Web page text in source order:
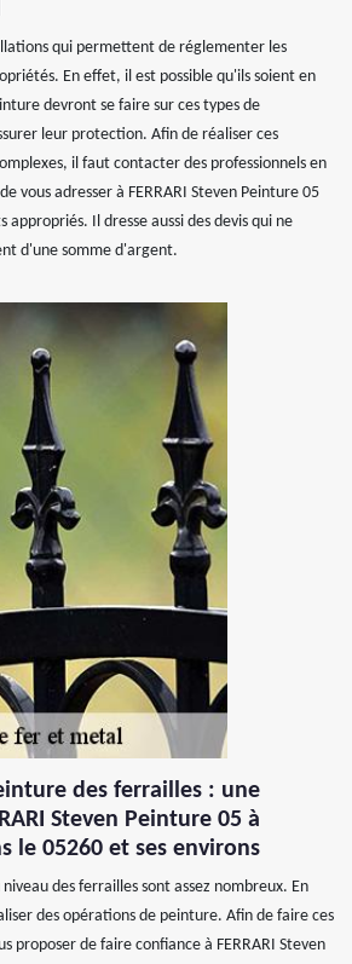
qui permettent de réglementer les
En effet, il est possible qu'ils soient en
devront se faire sur ces types de
leur protection. Afin de réaliser ces
il faut contacter des professionnels en
vous adresser à FERRARI Steven Peinture 05
appropriés. Il dresse aussi des devis qui ne
d'une somme d'argent.
des ferrailles : une
Steven Peinture 05 à
le 05260 et ses environs
des ferrailles sont assez nombreux. En
des opérations de peinture. Afin de faire ces
proposer de faire confiance à FERRARI Steven